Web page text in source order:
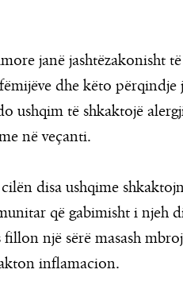
janë jashtëzakonisht
dhe këto përqindje
ushqim të shkaktojë
në veçanti.
disa ushqime
që gabimisht i njeh
një sërë masash
inflamacion.